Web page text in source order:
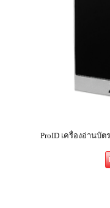
ProID เครื่องอ่านบั